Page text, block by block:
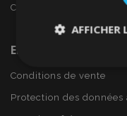
Contactez-nous dès
En Savoir Plus Sur
Conditions de vente
Protection des
AFFICHER
nécessaires